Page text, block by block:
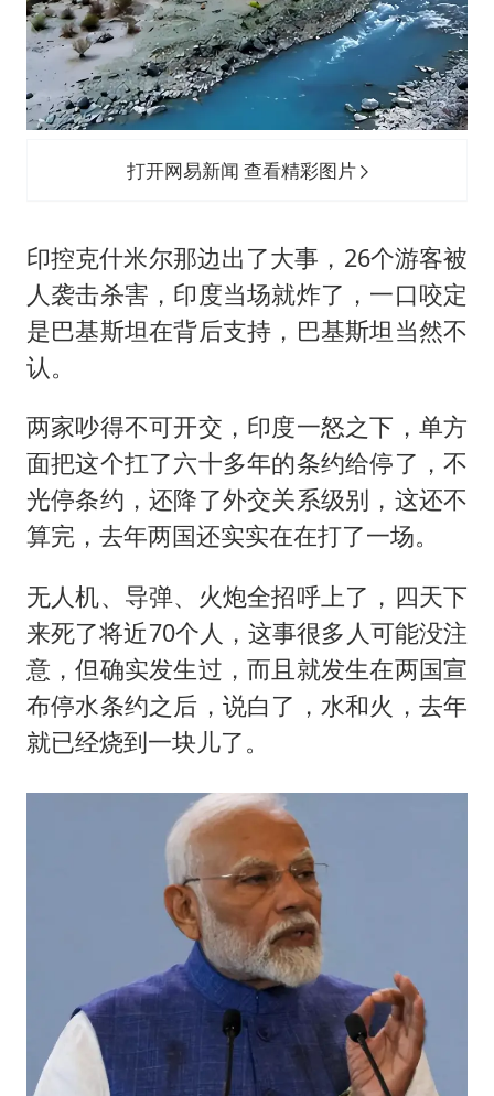
打开网易新闻 查看精彩图片
印控克什米尔那边出了大事，26个游客被
人袭击杀害，印度当场就炸了，一口咬定
是巴基斯坦在背后支持，巴基斯坦当然不
认。
两家吵得不可开交，印度一怒之下，单方
面把这个扛了六十多年的条约给停了，不
光停条约，还降了外交关系级别，这还不
算完，去年两国还实实在在打了一场。
无人机、导弹、火炮全招呼上了，四天下
来死了将近70个人，这事很多人可能没注
意，但确实发生过，而且就发生在两国宣
布停水条约之后，说白了，水和火，去年
就已经烧到一块儿了。